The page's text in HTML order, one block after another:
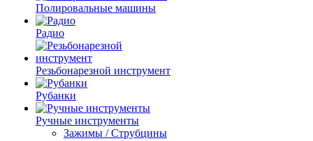
Полировальные машины
Радио
Резьбонарезной инструмент
Рубанки
Ручные инструменты
Зажимы / Струбцины